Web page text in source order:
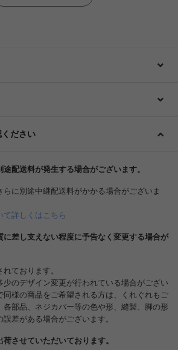
ださい
配送料が発生する場合がございます。
に別途中継配送料がかかる場合がございま
て詳しくはこちら
に差し支えない程度に予告なく変更する場合が
ております。
少のデザイン変更が行われている場合がござい
同様の商品をご希望される方は、くれぐれもご
各部品、ネジカバー等の色や形、縫製、脚の形
差がある場合がございます。
させていただいております。